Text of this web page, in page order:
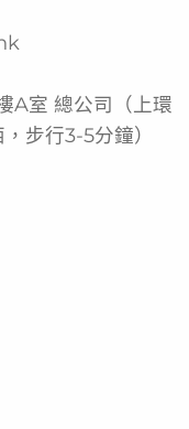
A室 總公司（上環
步行3-5分鐘）